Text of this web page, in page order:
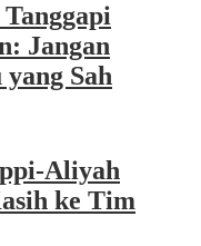
Jangan
Sah
Aliyah
ke Tim